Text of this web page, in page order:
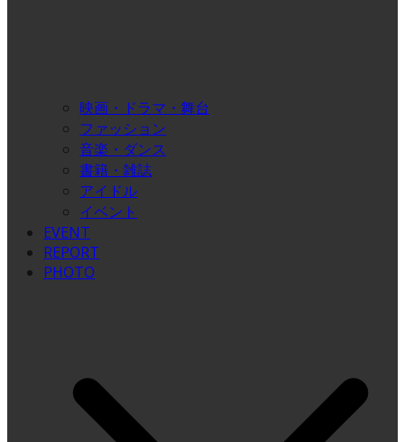
映画・ドラマ・舞台
ファッション
音楽・ダンス
書籍・雑誌
アイドル
イベント
EVENT
REPORT
PHOTO